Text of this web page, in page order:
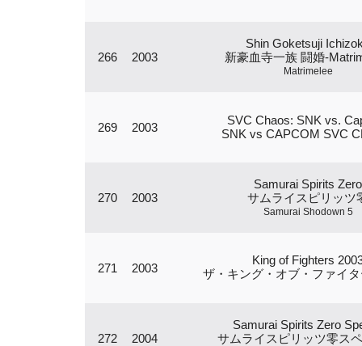
266 2003
Shin Goketsuji
新豪血寺一族 闘婚-
Matrimelee
269 2003
SVC Chaos: SNK vs.
SNK vs CAPCOM SVC
270 2003
Samurai Spirits Zero
サムライスピリッツ
Samurai Shodown 5
271 2003
King of Fighters
ザ・キング・オブ・ファイ
272 2004
Samurai Spirits Zero
サムライスピリッツ零ス